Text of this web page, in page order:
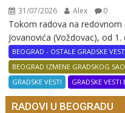
31/07/2026 Alex 0
Tokom radova na redovnom
Jovanovića (Voždovac), od 1.
BEOGRAD - OSTALE GRADSKE
BEOGRAD IZMENE GRADSKOG
GRADSKE VESTI
GRADSKE VESTI
RADOVI U BEOGRADU